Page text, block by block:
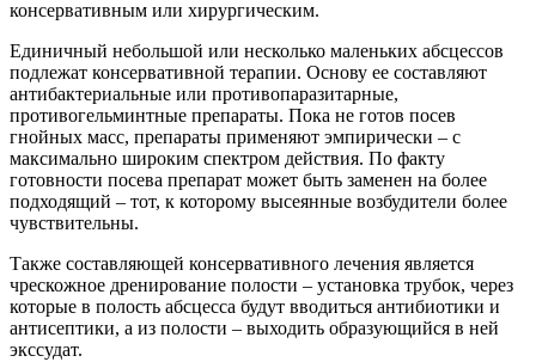
консервативным или хирургическим.
Единичный небольшой или несколько маленьких абсцессов
подлежат консервативной терапии. Основу ее составляют
антибактериальные или противопаразитарные,
противогельминтные препараты. Пока не готов посев
гнойных масс, препараты применяют эмпирически – с
максимально широким спектром действия. По факту
готовности посева препарат может быть заменен на более
подходящий – тот, к которому высеянные возбудители более
чувствительны.
Также составляющей консервативного лечения является
чрескожное дренирование полости – установка трубок, через
которые в полость абсцесса будут вводиться антибиотики и
антисептики, а из полости – выходить образующийся в ней
экссудат.